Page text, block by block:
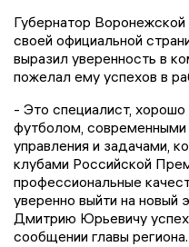
Губернатор
своей официальной
выразил уверенность в
пожелал ему успехов в
- Это специалист,
футболом, современными
управления и задачами,
клубами Российской
профессиональные
уверенно выйти на новый
Дмитрию Юрьевичу
сообщении главы региона.